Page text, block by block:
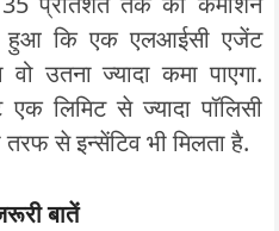
हुआ कि एक एलआईसी एजेंट
वो उतना ज्यादा कमा पाएगा.
लिमिट से ज्यादा पॉलिसी
से इन्सेंटिव भी मिलता है.
बातें